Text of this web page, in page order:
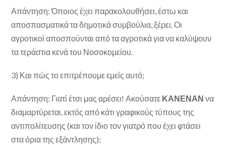
Απάντηση: Όποιος έχει παρακολουθήσει, έστω και
αποσπασματικά τα δημοτικά συμβούλια, ξέρει. Οι
αγροτικοί αποσπούνται από τα αγροτικά για να καλύψουν
τα τεράστια κενά του Νοσοκομείου.
3) Και πώς το επιτρέπουμε εμείς αυτό;
Απάντηση: Γιατί έτσι μας αρέσει! Ακούσατε ΚΑΝΕΝΑΝ να
διαμαρτύρεται, εκτός από κάτι γραφικούς τύπους της
αντιπολίτευσης (και τον ίδιο τον γιατρό που έχει φτάσει
στα όρια της εξάντλησης);